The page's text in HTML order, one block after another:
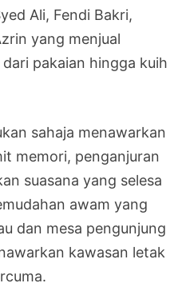
Ali, Fendi Bakri,
yang menjual
pakaian hingga kuih
sahaja menawarkan
memori, penganjuran
suasana yang selesa
awam yang
dan mesa pengunjung
kawasan letak